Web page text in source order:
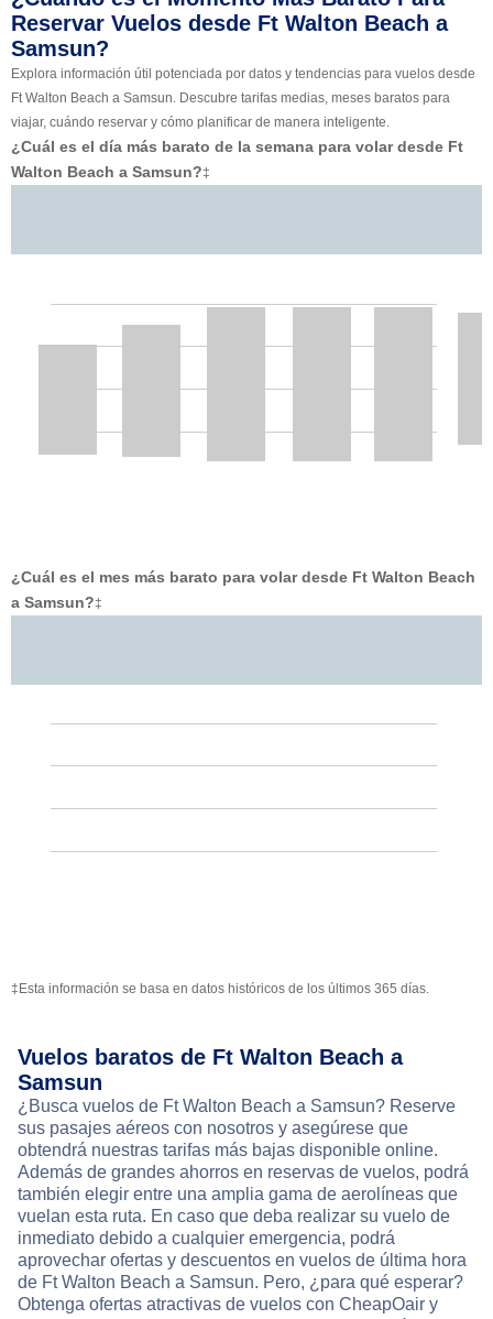
Reservar Vuelos desde Ft Walton Beach a
Samsun?
Explora información útil potenciada por datos y tendencias para vuelos desde
Ft Walton Beach a Samsun. Descubre tarifas medias, meses baratos para
viajar, cuándo reservar y cómo planificar de manera inteligente.
¿Cuál es el día más barato de la semana para volar desde Ft
Walton Beach a Samsun?‡
¿Cuál es el mes más barato para volar desde Ft Walton Beach
a Samsun?‡
‡Esta información se basa en datos históricos de los últimos 365 días.
Vuelos baratos de Ft Walton Beach a
Samsun
¿Busca vuelos de Ft Walton Beach a Samsun? Reserve
sus pasajes aéreos con nosotros y asegúrese que
obtendrá nuestras tarifas más bajas disponible online.
Además de grandes ahorros en reservas de vuelos, podrá
también elegir entre una amplia gama de aerolíneas que
vuelan esta ruta. En caso que deba realizar su vuelo de
inmediato debido a cualquier emergencia, podrá
aprovechar ofertas y descuentos en vuelos de última hora
de Ft Walton Beach a Samsun. Pero, ¿para qué esperar?
Obtenga ofertas atractivas de vuelos con CheapOair y